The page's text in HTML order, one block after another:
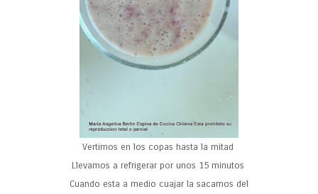
Vertimos en los copas hasta la mitad
Llevamos a refrigerar por unos 15 minutos
Cuando esta a medio cuajar la sacamos del